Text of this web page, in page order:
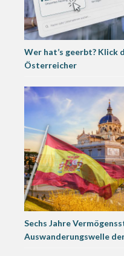
Wer hat’s geerbt? Klick
Österreicher
Sechs Jahre
Auswanderungswelle